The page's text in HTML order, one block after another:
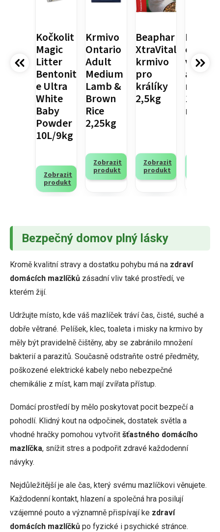
Kočkolit
Magic
Litter
Bentonit
e Ultra
White
Baby
Powder
10L/9kg
Zobrazit
produkt
Krmivo
Ontario
Adult
Medium
Lamb &
Brown
Rice
2,25kg
Zobrazit
produkt
Beaphar
XtraVital
krmivo
pro
králíky
2,5kg
Zobrazit
produkt
e Trixie
ací/
n
18x24c
Bezpečný domov plný lásky
Kromě kvalitní stravy a dostatku pohybu má na zdraví
domácích mazlíčků zásadní vliv také prostředí, ve
kterém žijí.
Udržujte místo, kde váš mazlíček tráví čas, čisté, suché a
dobře větrané. Pelíšek, klec, toaleta i misky na krmivo by
měly být pravidelně čištěny, aby se zabránilo množení
bakterií a parazitů. Současně odstraňte ostré předměty,
poškozené elektrické kabely nebo nebezpečné
chemikálie z míst, kam mají zvířata přístup.
Domácí prostředí by mělo poskytovat pocit bezpečí a
pohodlí. Klidný kout na odpočinek, dostatek světla a
vhodné hračky pomohou vytvořit šťastného domácího
mazlíčka, snížit stres a podpořit zdravé každodenní
návyky.
Nejdůležitější je ale čas, který svému mazlíčkovi věnujete.
Každodenní kontakt, hlazení a společná hra posilují
vzájemné pouto a významně přispívají ke zdraví
domácích mazlíčků po fyzické i psychické stránce.